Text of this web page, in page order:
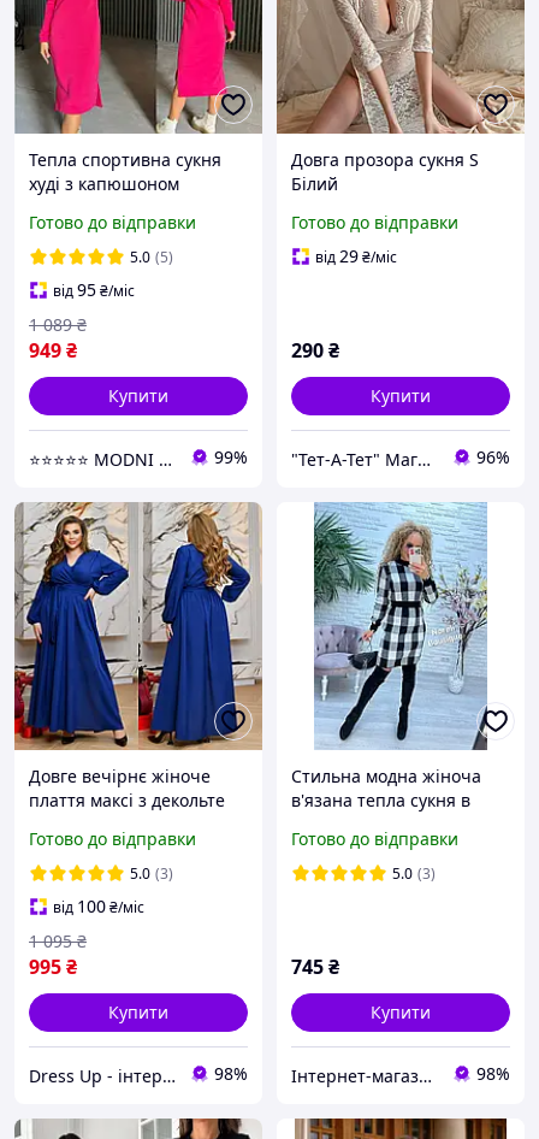
Тепла спортивна сукня
худі з капюшоном
толстовка на флісі зимова
тепла сукня міді
Готово до відправки
5.0 (5)
від95₴/міс
949₴
1 089 ₴
Купити
⭐⭐⭐⭐⭐ MODNI ⭐⭐⭐⭐⭐ 99%
Довга прозора сукня S
Білий
Готово до відправки
від29₴/міс
290₴
Купити
"Тет-А-Тет" Магазин білизни та потаємних бажань 96%
Довге вечірнє жіноче
плаття максі з декольте
Готово до відправки
5.0 (3)
від 100₴/міс
995₴
1 095 ₴
Купити
Dress Up - інтернет магазин жіночого одягу 98%
Стильна модна жіноча
в'язана тепла сукня в
Кольори різні
Готово до відправки
5.0 (3)
745₴
Купити
Інтернет-магазин "Butterfly" 98%